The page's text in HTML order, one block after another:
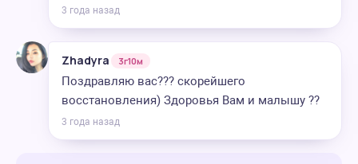
3 года назад
Zhadyra 3г10м
Поздравляю вас??? скорейшего
восстановления) Здоровья Вам и малышу ??
3 года назад